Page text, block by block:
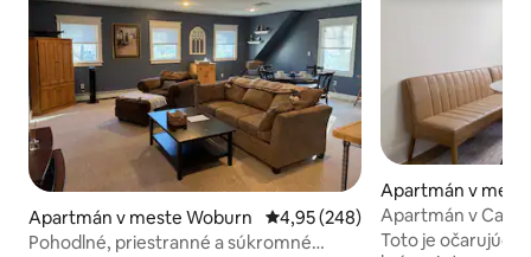
Apartmán v meste Woburn Priemerné ohodnotenie 4,95 z
4,95 (248)
Pohodlné, priestranné a súkromné
Apartmán v
Apartmán v
Toto je očarujúca